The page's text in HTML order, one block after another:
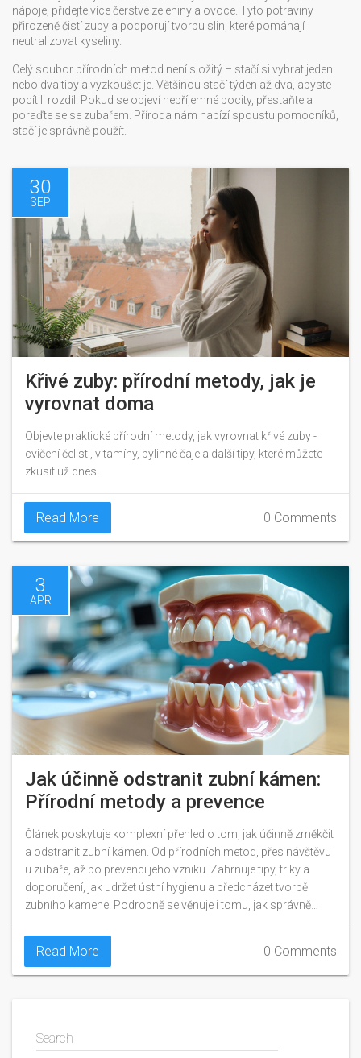
nápoje, přidejte více čerstvé zeleniny a ovoce. Tyto potraviny
přirozeně čistí zuby a podporují tvorbu slin, které pomáhají
neutralizovat kyseliny.
Celý soubor přírodních metod není složitý – stačí si vybrat jeden
nebo dva tipy a vyzkoušet je. Většinou stačí týden až dva, abyste
pocítili rozdíl. Pokud se objeví nepříjemné pocity, přestaňte a
poraďte se se zubařem. Příroda nám nabízí spoustu pomocníků,
stačí je správně použít.
30
SEP
Křivé zuby: přírodní metody, jak je
vyrovnat doma
Objevte praktické přírodní metody, jak vyrovnat křivé zuby -
cvičení čelisti, vitamíny, bylinné čaje a další tipy, které můžete
zkusit už dnes.
Read More 0 Comments
3
APR
Jak účinně odstranit zubní kámen:
Přírodní metody a prevence
Článek poskytuje komplexní přehled o tom, jak účinně změkčit
a odstranit zubní kámen. Od přírodních metod, přes návštěvu
u zubaře, až po prevenci jeho vzniku. Zahrnuje tipy, triky a
doporučení, jak udržet ústní hygienu a předcházet tvorbě
zubního kamene. Podrobně se věnuje i tomu, jak správně
Read More 0 Comments
Search